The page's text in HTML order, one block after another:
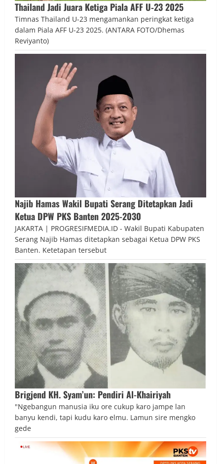
Thailand Jadi Juara Ketiga Piala AFF U‑23 2025
Timnas Thailand U-23 mengamankan peringkat ketiga
dalam Piala AFF U-23 2025. (ANTARA FOTO/Dhemas
Reviyanto)
Najib Hamas Wakil Bupati Serang Ditetapkan Jadi
Ketua DPW PKS Banten 2025-2030
JAKARTA | PROGRESIFMEDIA.ID - Wakil Bupati Kabupaten
Serang Najib Hamas ditetapkan sebagai Ketua DPW PKS
Banten. Ketetapan tersebut
Brigjend KH. Syam’un: Pendiri Al-Khairiyah
"Ngebangun manusia iku ore cukup karo jampe lan
banyu kendi, tapi kudu karo elmu. Lamun sire mengko
gede